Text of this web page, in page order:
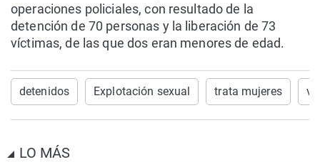
operaciones policiales, con resultado de la
detención de 70 personas y la liberación de 73
víctimas, de las que dos eran menores de edad.
detenidos Explotación sexual trata mujeres
LO MÁS